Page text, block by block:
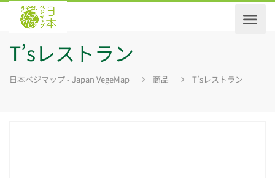
T’sレストラン
日本ベジマップ - Japan VegeMap 商品 T’sレストラン